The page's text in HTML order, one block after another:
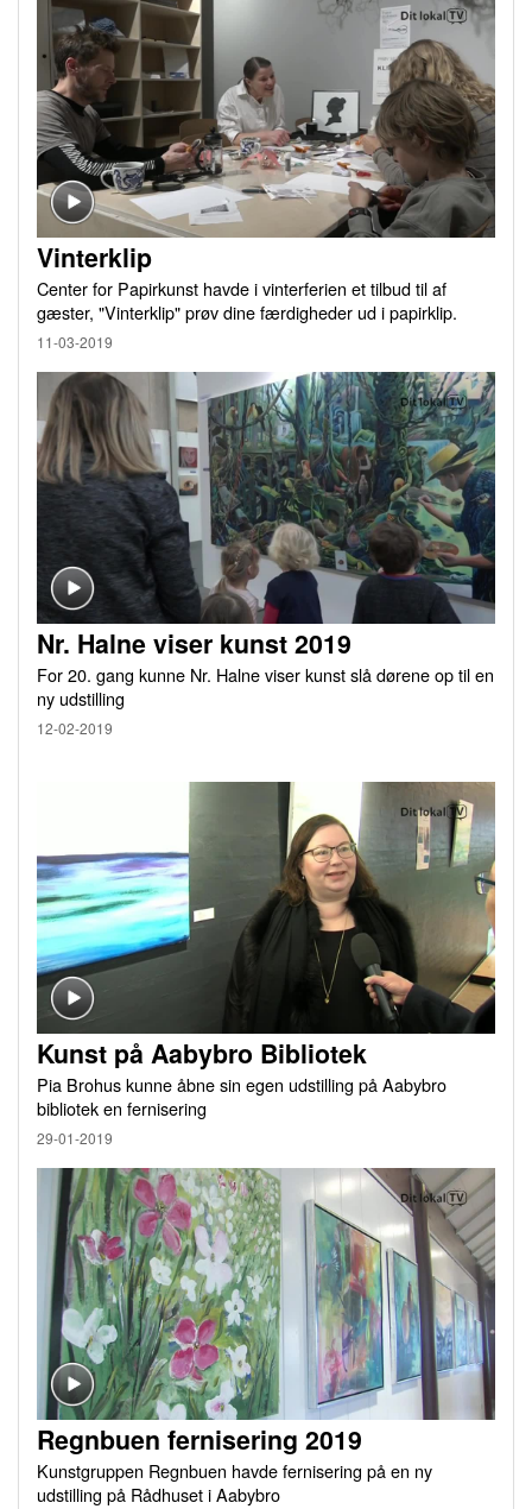
Vinterklip
Center for Papirkunst havde i vinterferien et tilbud til af
gæster, "Vinterklip" prøv dine færdigheder ud i papirklip.
11-03-2019
Nr. Halne viser kunst 2019
For 20. gang kunne Nr. Halne viser kunst slå dørene op til en
ny udstilling
12-02-2019
Kunst på Aabybro Bibliotek
Pia Brohus kunne åbne sin egen udstilling på Aabybro
bibliotek en fernisering
29-01-2019
Regnbuen fernisering 2019
Kunstgruppen Regnbuen havde fernisering på en ny
udstilling på Rådhuset i Aabybro